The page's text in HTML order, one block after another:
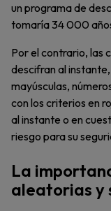
un programa de
tomaría 34 000
Por el contrario, las
descifran al
mayúsculas,
con los criterios en
al instante o en
riesgo para su
La
aleatorias y